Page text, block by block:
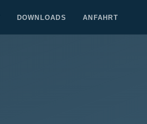
DOWNLOADS ANFAHRT